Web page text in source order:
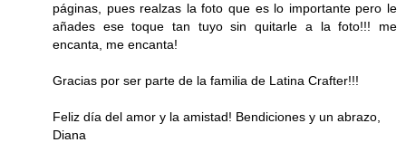
páginas, pues realzas la foto que es lo importante pero le
añades ese toque tan tuyo sin quitarle a la foto!!! me
encanta, me encanta!
Gracias por ser parte de la familia de Latina Crafter!!!
Feliz día del amor y la amistad! Bendiciones y un abrazo,
Diana